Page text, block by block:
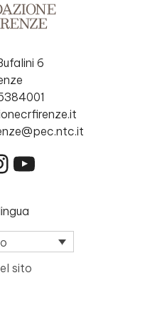
6
YouTube
sito